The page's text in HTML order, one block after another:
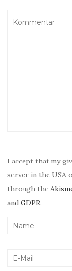
I accept that my
server in the USA
through the
and GDPR.